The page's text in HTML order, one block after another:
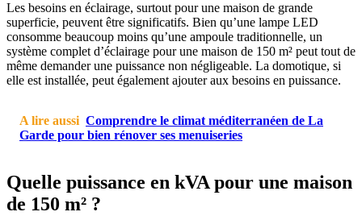
Les besoins en éclairage, surtout pour une maison de grande
superficie, peuvent être significatifs. Bien qu’une lampe LED
consomme beaucoup moins qu’une ampoule traditionnelle, un
système complet d’éclairage pour une maison de 150 m² peut tout de
même demander une puissance non négligeable. La domotique, si
elle est installée, peut également ajouter aux besoins en puissance.
A lire aussi Comprendre le climat méditerranéen de La
Garde pour bien rénover ses menuiseries
Quelle puissance en kVA pour une maison
de 150 m² ?